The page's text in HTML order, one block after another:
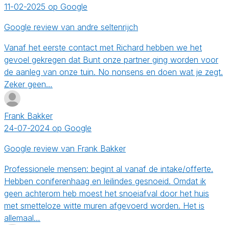
11-02-2025 op Google
Google review van andre seltenrijch
Vanaf het eerste contact met Richard hebben we het
gevoel gekregen dat Bunt onze partner ging worden voor
de aanleg van onze tuin. No nonsens en doen wat je zegt.
Zeker geen…
Frank Bakker
24-07-2024 op Google
Google review van Frank Bakker
Professionele mensen: begint al vanaf de intake/offerte.
Hebben coniferenhaag en leilindes gesnoeid. Omdat ik
geen achterom heb moest het snoeiafval door het huis
met smetteloze witte muren afgevoerd worden. Het is
allemaal…